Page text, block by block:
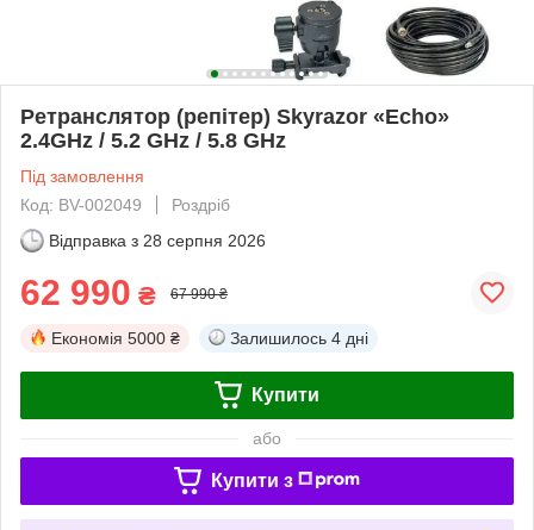
Ретранслятор (репітер) Skyrazor «Echo»
2.4GHz / 5.2 GHz / 5.8 GHz
Під замовлення
Код: BV-002049
Роздріб
Відправка з 28 серпня 2026
62 990 ₴ 67 990 ₴
Економія 5000 ₴ Залишилось 4 дні
Купити
або
Купити з